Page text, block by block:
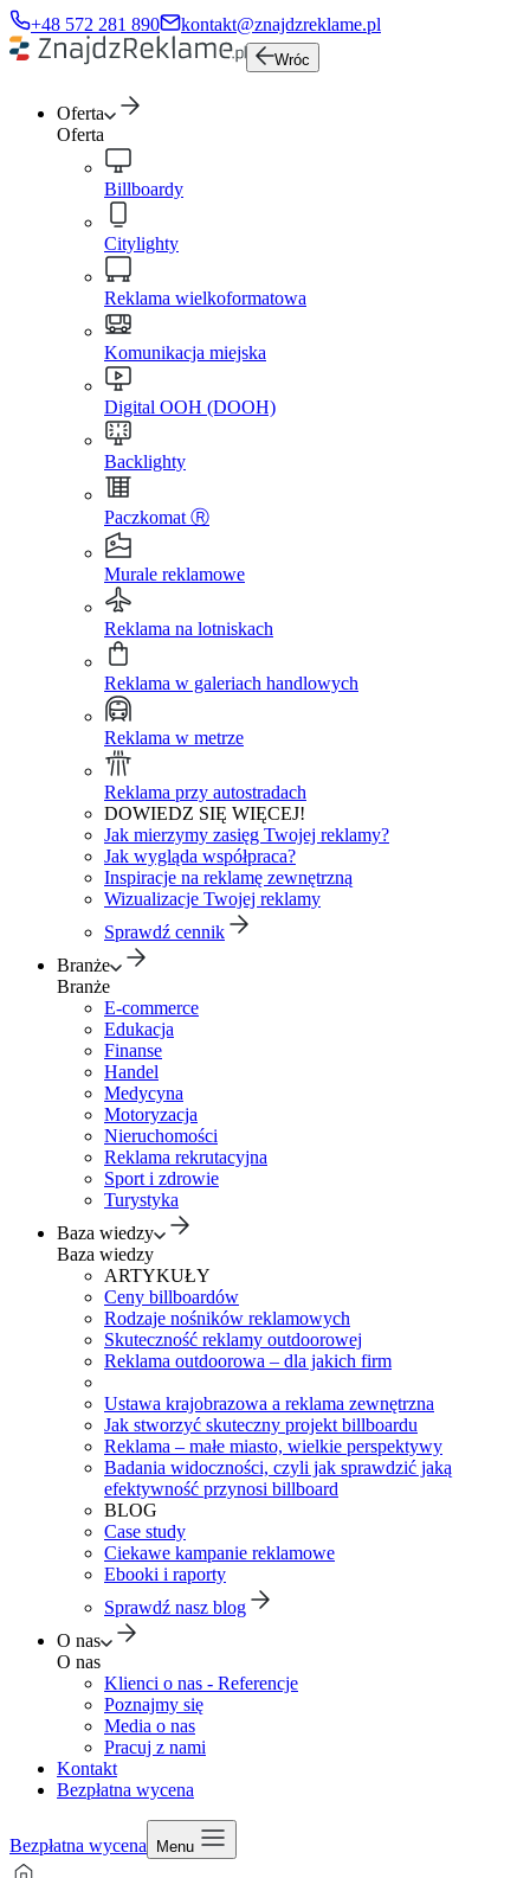
+48 572 281 890 kontakt@znajdzreklame.pl
Wróc
Oferta
Oferta
Billboardy
Citylighty
Reklama wielkoformatowa
Komunikacja miejska
Digital OOH (DOOH)
Backlighty
Paczkomat Ⓡ
Murale reklamowe
Reklama na lotniskach
Reklama w galeriach handlowych
Reklama w metrze
Reklama przy autostradach
DOWIEDZ SIĘ WIĘCEJ!
Jak mierzymy zasięg Twojej reklamy?
Jak wygląda współpraca?
Inspiracje na reklamę zewnętrzną
Wizualizacje Twojej reklamy
Sprawdź cennik
Branże
Branże
E-commerce
Edukacja
Finanse
Handel
Medycyna
Motoryzacja
Nieruchomości
Reklama rekrutacyjna
Sport i zdrowie
Turystyka
Baza wiedzy
Baza wiedzy
ARTYKUŁY
Ceny billboardów
Rodzaje nośników reklamowych
Skuteczność reklamy outdoorowej
Reklama outdoorowa – dla jakich firm
Ustawa krajobrazowa a reklama zewnętrzna
Jak stworzyć skuteczny projekt billboardu
Reklama – małe miasto, wielkie perspektywy
Badania widoczności, czyli jak sprawdzić jaką
efektywność przynosi billboard
BLOG
Case study
Ciekawe kampanie reklamowe
Ebooki i raporty
Sprawdź nasz blog
O nas
O nas
Klienci o nas - Referencje
Poznajmy się
Media o nas
Pracuj z nami
Kontakt
Bezpłatna wycena
Bezpłatna wycena Menu